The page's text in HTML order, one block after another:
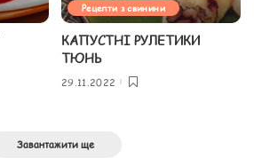
Рецепти з свинини
КАПУСТНІ РУЛЕТИКИ
ТЮНЬ
29.11.2022
Завантажити ще